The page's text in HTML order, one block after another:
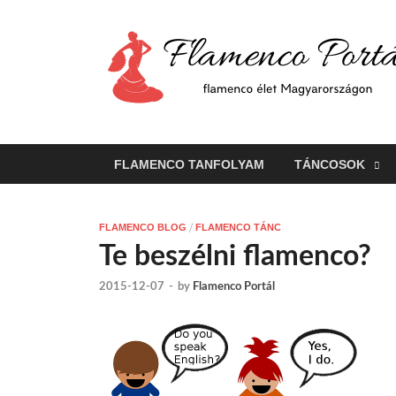
FLAMENCO TANFOLYAM TÁNCOSOK
FLAMENCO BLOG / FLAMENCO TÁNC
Te beszélni flamenco?
2015-12-07 - by Flamenco Portál